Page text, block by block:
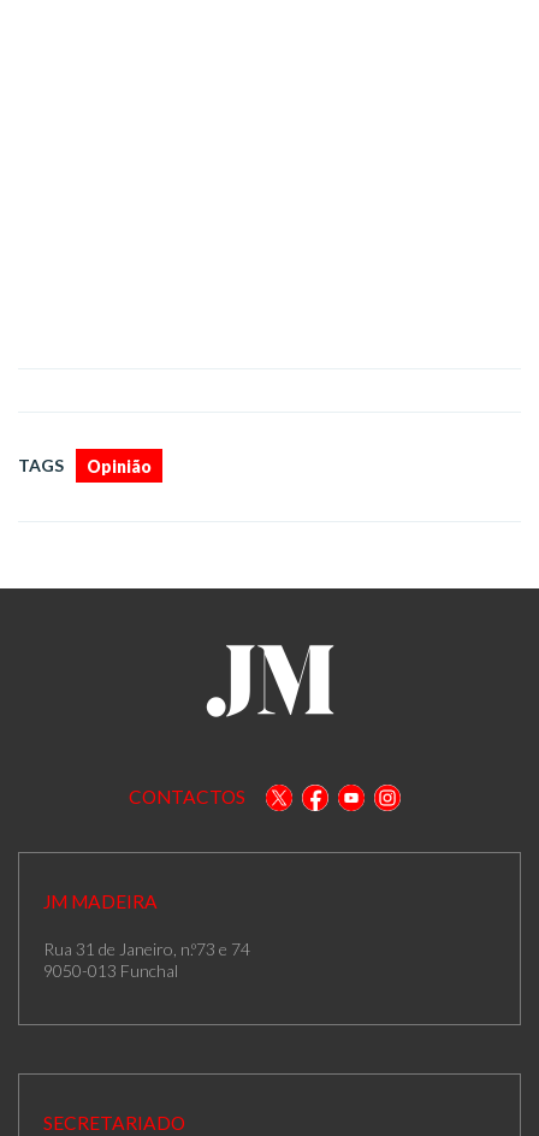
TAGS Opinião
CONTACTOS
JM MADEIRA
Rua 31 de Janeiro, n.º73 e 74
9050-013 Funchal
SECRETARIADO